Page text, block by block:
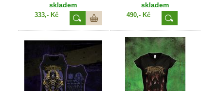
½-vičky metalistů
skladem
333,- Kč
skladem
490,- Kč